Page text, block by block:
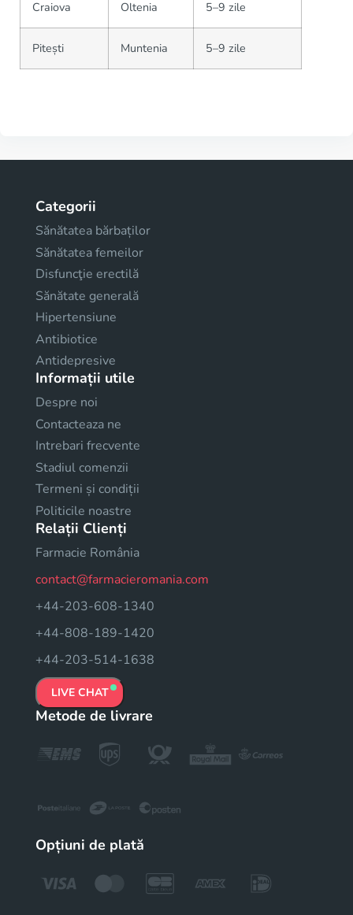
Craiova Oltenia 5–9 zile
Pitești Muntenia 5–9 zile
Categorii
Sănătatea bărbaților
Sănătatea femeilor
Disfuncţie erectilă
Sănătate generală
Hipertensiune
Antibiotice
Antidepresive
Informații utile
Despre noi
Contacteaza ne
Intrebari frecvente
Stadiul comenzii
Termeni și condiții
Politicile noastre
Relații Clienți
Farmacie România
contact@farmacieromania.com
+44-203-608-1340
+44-808-189-1420
+44-203-514-1638
LIVE CHAT
Metode de livrare
Opțiuni de plată